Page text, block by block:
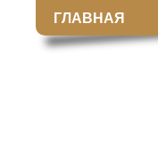
ГЛАВНАЯ